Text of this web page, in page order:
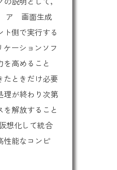
ア 画面生成
側で実行する
ケーションソフ
を高めること
ときだけ必要
理が終わり次第
解放すること
想化して統合
性能なコンピ